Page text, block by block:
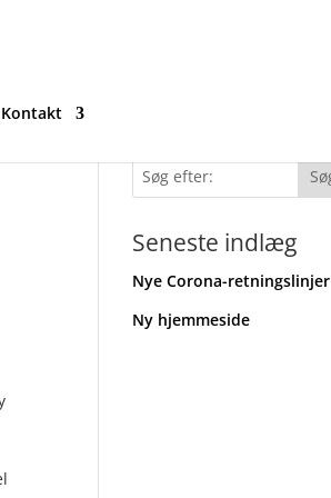
Kontakt
Søg efter:
Seneste indlæg
Nye Corona-retningslinjer
Ny hjemmeside